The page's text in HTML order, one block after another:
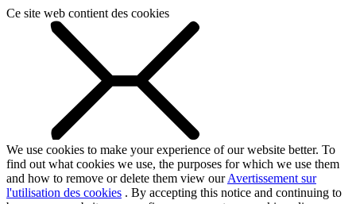
Ce site web contient des cookies
We use cookies to make your experience of our website better. To
find out what cookies we use, the purposes for which we use them
and how to remove or delete them view ourAvertissement sur
l'utilisation des cookies . By accepting this notice and continuing to